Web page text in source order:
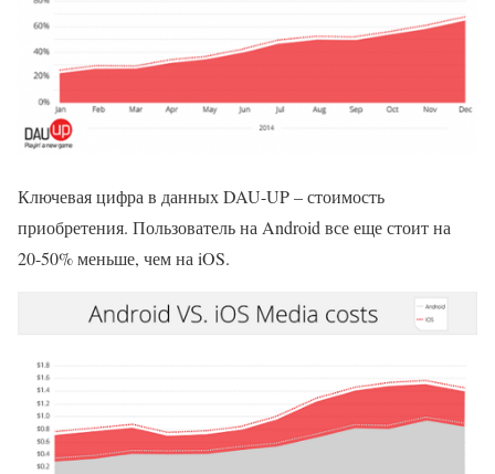
Ключевая цифра в данных DAU-UP – стоимость
приобретения. Пользователь на Android все еще стоит на
20-50% меньше, чем на iOS.